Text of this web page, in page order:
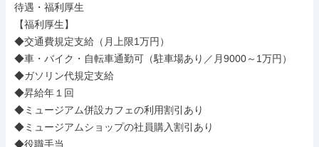
待遇・福利厚生
【福利厚生】
◆交通費規定支給（月上限1万円）
◆車・バイク・自転車通勤可（駐車場あり／月9000～1万円）
◆ガソリン代規定支給
◆昇給年１回
◆ミュージアム併設カフェの利用割引あり
◆ミュージアムショップの社員購入割引あり
◆役職手当